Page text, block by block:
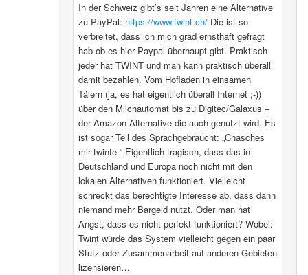
In der Schweiz gibt’s seit Jahren eine Alternative
zu PayPal: https://www.twint.ch/Die ist so
verbreitet, dass ich mich grad ernsthaft gefragt
hab ob es hier Paypal überhaupt gibt. Praktisch
jeder hat TWINT und man kann praktisch überall
damit bezahlen. Vom Hofladen in einsamen
Tälern (ja, es hat eigentlich überall Internet ;-))
über den Milchautomat bis zu Digitec/Galaxus –
der Amazon-Alternative die auch genutzt wird. Es
ist sogar Teil des Sprachgebraucht: „Chasches
mir twinte.“ Eigentlich tragisch, dass das in
Deutschland und Europa noch nicht mit den
lokalen Alternativen funktioniert. Vielleicht
schreckt das berechtigte Interesse ab, dass dann
niemand mehr Bargeld nutzt. Oder man hat
Angst, dass es nicht perfekt funktioniert? Wobei:
Twint würde das System vielleicht gegen ein paar
Stutz oder Zusammenarbeit auf anderen Gebieten
lizensieren…